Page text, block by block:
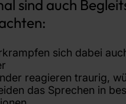
sind auch
sich dabei
reagieren traurig,
das Sprechen in